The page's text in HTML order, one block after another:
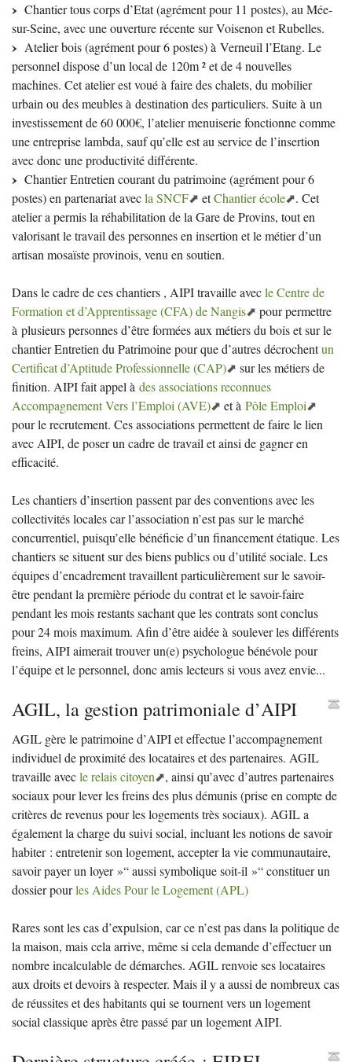
Chantier tous corps d’Etat (agrément pour 11 postes), au Mée-
sur-Seine, avec une ouverture récente sur Voisenon et Rubelles.
Atelier bois (agrément pour 6 postes) à Verneuil l’Etang. Le
personnel dispose d’un local de 120m ² et de 4 nouvelles
machines. Cet atelier est voué à faire des chalets, du mobilier
urbain ou des meubles à destination des particuliers. Suite à un
investissement de 60 000€, l’atelier menuiserie fonctionne comme
une entreprise lambda, sauf qu’elle est au service de l’insertion
avec donc une productivité différente.
Chantier Entretien courant du patrimoine (agrément pour 6
postes) en partenariat aveclaSNCF etChantier école
. Cet
atelier a permis la réhabilitation de la Gare de Provins, tout en
valorisant le travail des personnes en insertion et le métier d’un
artisan mosaïste provinois, venu en soutien.
Dans le cadre de ces chantiers , AIPItravaille avecle Centre de
Formation et d’Apprentissage (CFA) de Nangis
pour permettre
à plusieurs personnes d’être formées aux métiers du bois et sur le
chantier Entretien du Patrimoine pour que d’autres décrochentun
Certificat d’Aptitude Professionnelle (CAP)
sur les métiers de
finition. AIPIfait appel à des associations reconnues
Accompagnement Vers l’Emploi (AVE) et à Pôle Emploi
pour le recrutement. Ces associations permettent de faire le lien
avecAIPI, de poser un cadre de travail et ainsi de gagner en
efficacité.
Les chantiers d’insertion passent par des conventions avec les
collectivités locales car l’association n’est pas sur le marché
concurrentiel, puisqu’elle bénéficie d’un financement étatique. Les
chantiers se situent sur des biens publics ou d’utilité sociale. Les
équipes d’encadrement travaillent particulièrement sur le savoir-
être pendant la première période du contrat et le savoir-faire
pendant les mois restants sachant que les contrats sont conclus
pour 24 mois maximum. Afin d’être aidée à soulever les différents
freins, AIPIaimerait trouver un(e) psychologue bénévole pour
l’équipe et le personnel, donc amis lecteurs si vous avez envie...
AGIL, la gestion patrimoniale d’AIPI
AGIL gère le patrimoine d’AIPIet effectue l’accompagnement
individuel de proximité des locataires et des partenaires. AGIL
travaille avecle relais citoyen
, ainsi qu’avec d’autres partenaires
sociaux pour lever les freins des plus démunis (prise en compte de
critères de revenus pour les logements très sociaux). AGILa
également la charge du suivi social, incluant les notions de savoir
habiter : entretenir son logement, accepter la vie communautaire,
savoir payer un loyer »“ aussi symbolique soit-il »“ constituer un
dossier pourles Aides Pour le Logement (APL)
Rares sont les cas d’expulsion, car ce n’est pas dans la politique de
la maison, mais cela arrive, même si cela demande d’effectuer un
nombre incalculable de démarches. AGILrenvoie ses locataires
aux droits et devoirs à respecter. Mais il y a aussi de nombreux cas
de réussites et des habitants qui se tournent vers un logement
social classique après être passé par un logementAIPI.